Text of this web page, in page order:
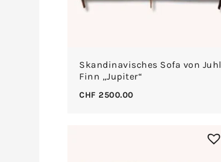
Skandinavisches Sofa von Juhl
Finn „Jupiter“
CHF 2500.00